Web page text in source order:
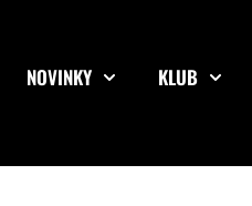
NOVINKY KLUB